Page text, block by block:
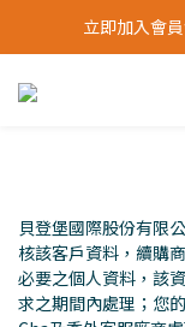
立即加入會
立即加入會
會員福利
貝登堡國際股份有限
核該客戶資料，續購
必要之個人資料，該
求之期間內處理；您